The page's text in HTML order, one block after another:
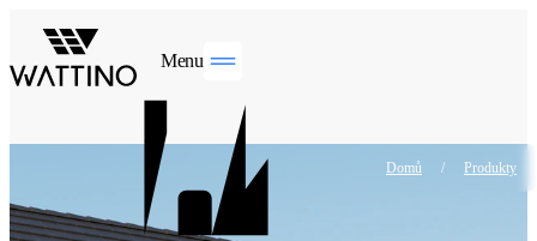
Menu
Domů / Produkty